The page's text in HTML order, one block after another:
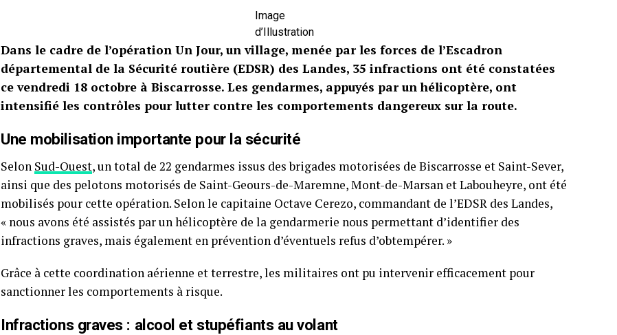
Image
d’Illustration
Dans le cadre de l’opération Un Jour, un village, menée par les forces de l’Escadron
départemental de la Sécurité routière (EDSR) des Landes, 35 infractions ont été constatées
ce vendredi 18 octobre à Biscarrosse. Les gendarmes, appuyés par un hélicoptère, ont
intensifié les contrôles pour lutter contre les comportements dangereux sur la route.
Une mobilisation importante pour la sécurité
Selon Sud-Ouest, un total de 22 gendarmes issus des brigades motorisées de Biscarrosse et Saint-Sever,
ainsi que des pelotons motorisés de Saint-Geours-de-Maremne, Mont-de-Marsan et Labouheyre, ont été
mobilisés pour cette opération. Selon le capitaine Octave Cerezo, commandant de l’EDSR des Landes,
« nous avons été assistés par un hélicoptère de la gendarmerie nous permettant d’identifier des
infractions graves, mais également en prévention d’éventuels refus d’obtempérer. »
Grâce à cette coordination aérienne et terrestre, les militaires ont pu intervenir efficacement pour
sanctionner les comportements à risque.
Infractions graves : alcool et stupéfiants au volant